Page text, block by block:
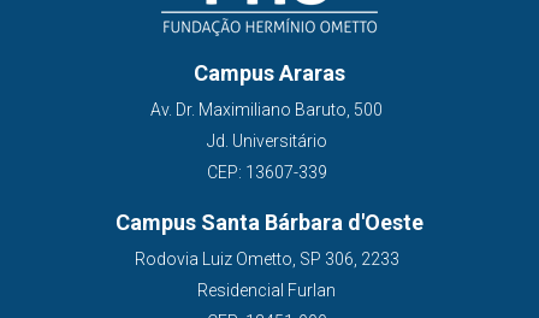
Campus Araras
Av. Dr. Maximiliano Baruto, 500
Jd. Universitário
CEP: 13607-339
Campus Santa Bárbara d'Oeste
Rodovia Luiz Ometto, SP 306, 2233
Residencial Furlan